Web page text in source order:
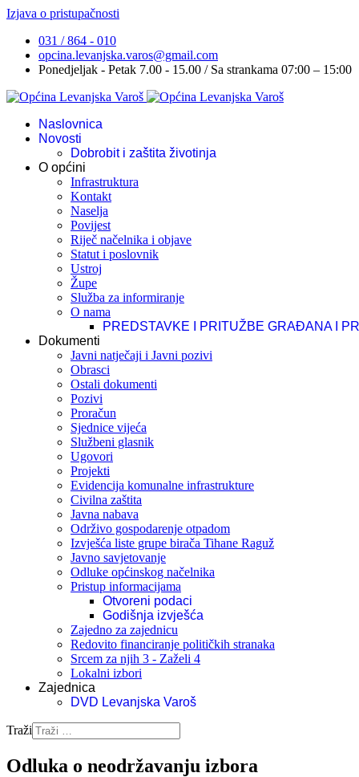
Izjava o pristupačnosti
031 / 864 - 010
opcina.levanjska.varos@gmail.com
Ponedjeljak - Petak 7.00 - 15.00 / Sa strankama 07:00 – 15:00
Naslovnica
Novosti
Dobrobit i zaštita životinja
O općini
Infrastruktura
Kontakt
Naselja
Povijest
Riječ načelnika i objave
Statut i poslovnik
Ustroj
Župe
Služba za informiranje
O nama
PREDSTAVKE I PRITUŽBE GRAĐANA I
Dokumenti
Javni natječaji i Javni pozivi
Obrasci
Ostali dokumenti
Pozivi
Proračun
Sjednice vijeća
Službeni glasnik
Ugovori
Projekti
Evidencija komunalne infrastrukture
Civilna zaštita
Javna nabava
Održivo gospodarenje otpadom
Izvješća liste grupe birača Tihane Raguž
Javno savjetovanje
Odluke općinskog načelnika
Pristup informacijama
Otvoreni podaci
Godišnja izvješća
Zajedno za zajednicu
Redovito financiranje političkih stranaka
Srcem za njih 3 - Zaželi 4
Lokalni izbori
Zajednica
DVD Levanjska Varoš
Traži
Odluka o neodržavanju izbora